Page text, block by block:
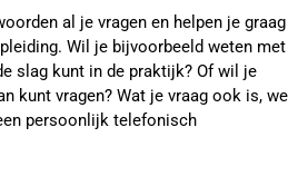
al je vragen en helpen je graag
Wil je bijvoorbeeld weten met
slag kunt in de praktijk? Of wil je
kunt vragen? Wat je vraag ook is, we
persoonlijk telefonisch